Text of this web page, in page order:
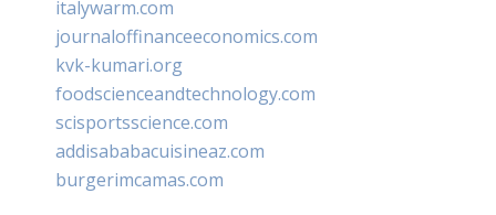
italywarm.com
journaloffinanceeconomics.com
kvk-kumari.org
foodscienceandtechnology.com
scisportsscience.com
addisababacuisineaz.com
burgerimcamas.com